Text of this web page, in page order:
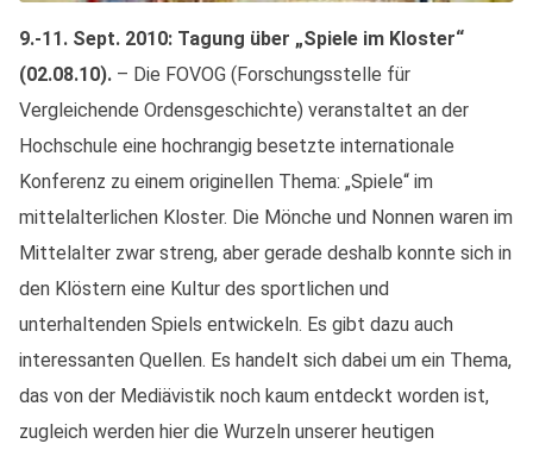
9.-11. Sept. 2010: Tagung über „Spiele im Kloster“
(02.08.10). – Die FOVOG (Forschungsstelle für
Vergleichende Ordensgeschichte) veranstaltet an der
Hochschule eine hochrangig besetzte internationale
Konferenz zu einem originellen Thema: „Spiele“ im
mittelalterlichen Kloster. Die Mönche und Nonnen waren im
Mittelalter zwar streng, aber gerade deshalb konnte sich in
den Klöstern eine Kultur des sportlichen und
unterhaltenden Spiels entwickeln. Es gibt dazu auch
interessanten Quellen. Es handelt sich dabei um ein Thema,
das von der Mediävistik noch kaum entdeckt worden ist,
zugleich werden hier die Wurzeln unserer heutigen